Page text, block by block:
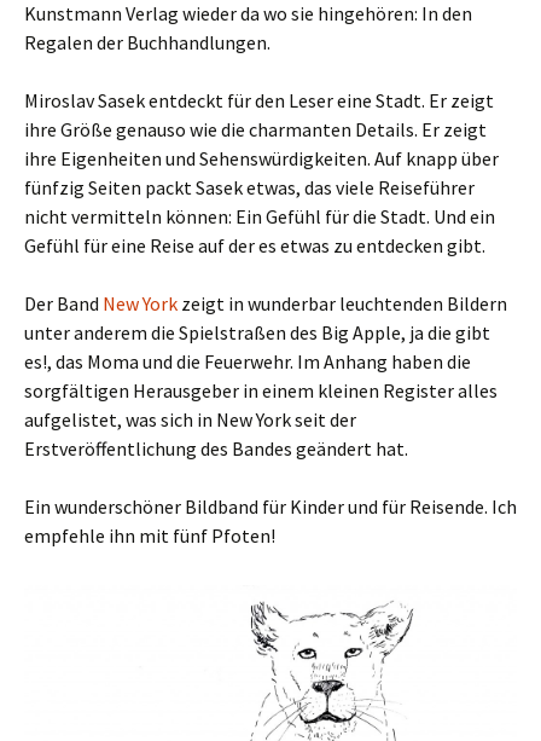
Kunstmann Verlag wieder da wo sie hingehören: In den
Regalen der Buchhandlungen.
Miroslav Sasek entdeckt für den Leser eine Stadt. Er zeigt
ihre Größe genauso wie die charmanten Details. Er zeigt
ihre Eigenheiten und Sehenswürdigkeiten. Auf knapp über
fünfzig Seiten packt Sasek etwas, das viele Reiseführer
nicht vermitteln können: Ein Gefühl für die Stadt. Und ein
Gefühl für eine Reise auf der es etwas zu entdecken gibt.
Der Band New York zeigt in wunderbar leuchtenden Bildern
unter anderem die Spielstraßen des Big Apple, ja die gibt
es!, das Moma und die Feuerwehr. Im Anhang haben die
sorgfältigen Herausgeber in einem kleinen Register alles
aufgelistet, was sich in New York seit der
Erstveröffentlichung des Bandes geändert hat.
Ein wunderschöner Bildband für Kinder und für Reisende. Ich
empfehle ihn mit fünf Pfoten!